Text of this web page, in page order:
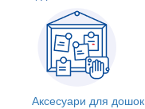
Аксесуари для дошок